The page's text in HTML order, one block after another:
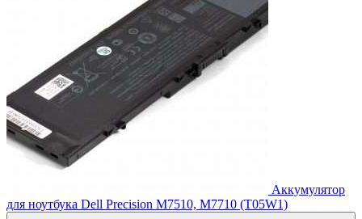
Аккумулятор
для ноутбука Dell Precision M7510, M7710 (T05W1)